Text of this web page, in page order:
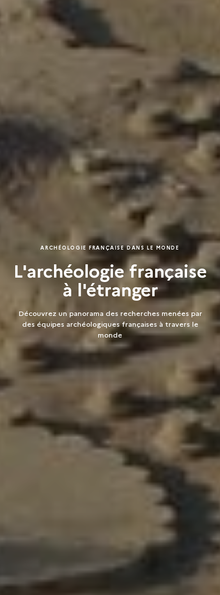
ARCHÉOLOGIE FRANÇAISE DANS LE MONDE
L'archéologie française
à l'étranger
Découvrez un panorama des recherches menées par
des équipes archéologiques françaises à travers le
monde